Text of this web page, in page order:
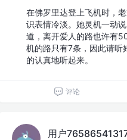
在佛罗里达登上飞机时，
识表情冷淡。她灵机一动
道，离开爱人的路也许有
机的路只有7条，因此请听
的认真地听起来。
评论
用户